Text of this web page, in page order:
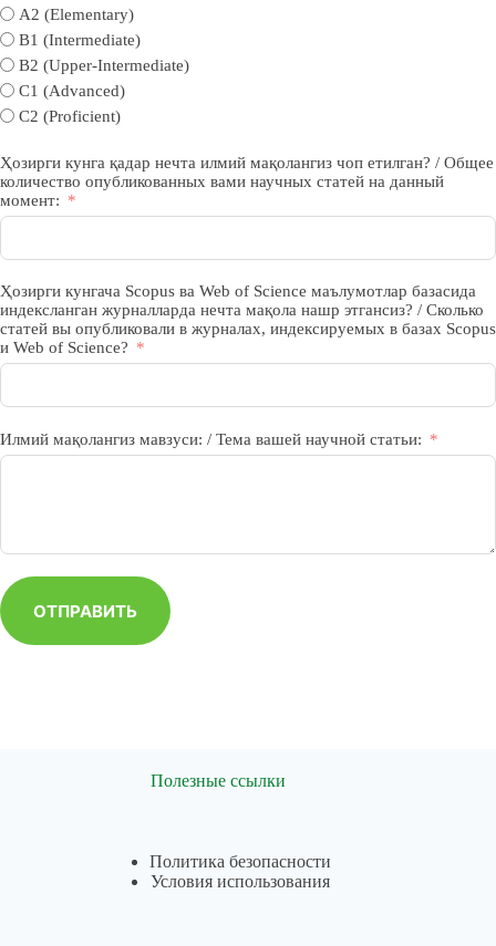
A2 (Elementary)
B1 (Intermediate)
B2 (Upper-Intermediate)
C1 (Advanced)
C2 (Proficient)
Ҳозирги кунга қадар нечта илмий мақолангиз чоп етилган? / Общее
количество опубликованных вами научных статей на данный
момент:
Ҳозирги кунгача Scopus ва Web of Science маълумотлар базасида
индексланган журналларда нечта мақола нашр этгансиз? / Сколько
статей вы опубликовали в журналах, индексируемых в базах Scopus
и Web of Science?
Илмий мақолангиз мавзуси: / Тема вашей научной статьи:
ОТПРАВИТЬ
Полезные ссылки
Политика безопасности
Условия использования